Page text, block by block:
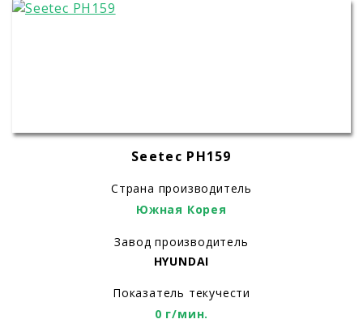
Seetec PH159
Страна производитель
Южная Корея
Завод производитель
HYUNDAI
Показатель текучести
0 г/мин.